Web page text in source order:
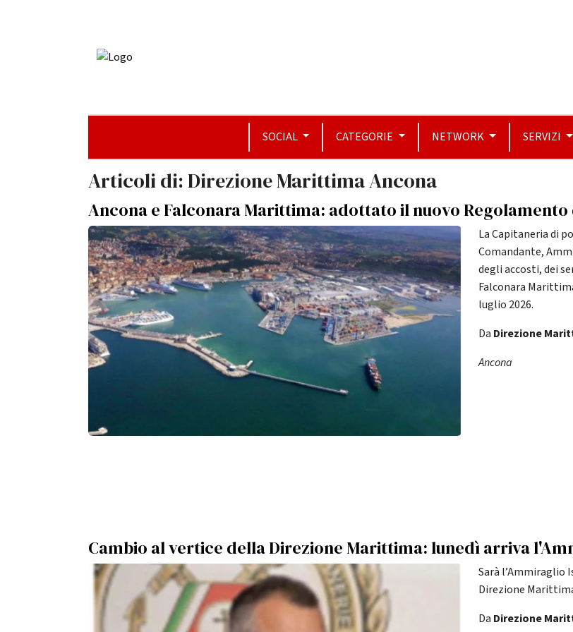
SOCIAL CATEGORIE NETWORK SERVIZI
Articoli di: Direzione Marittima Ancona
Ancona e Falconara Marittima: adottato il nuovo
La Capitaneria di
Comandante,
degli accosti, dei
Falconara
luglio 2026.
Da Direzione
Ancona
Cambio al vertice della Direzione Marittima: lunedì arriva
Sarà l’Ammiraglio
Direzione
Da Direzione